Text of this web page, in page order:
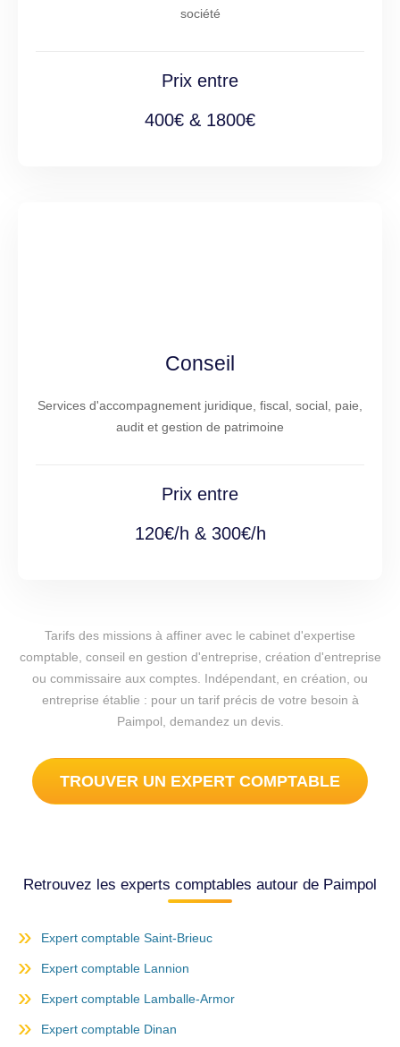
société
Prix entre
400€ & 1800€
Conseil
Services d'accompagnement juridique, fiscal, social, paie,
audit et gestion de patrimoine
Prix entre
120€/h & 300€/h
Tarifs des missions à affiner avec le cabinet d'expertise
comptable, conseil en gestion d'entreprise, création d'entreprise
ou commissaire aux comptes. Indépendant, en création, ou
entreprise établie : pour un tarif précis de votre besoin à
Paimpol, demandez un devis.
TROUVER UN EXPERT COMPTABLE
Retrouvez les experts comptables autour de Paimpol
Expert comptable Saint-Brieuc
Expert comptable Lannion
Expert comptable Lamballe-Armor
Expert comptable Dinan